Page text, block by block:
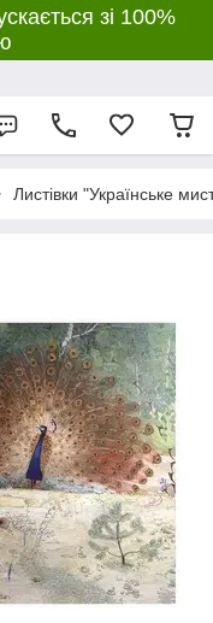
зі 100%
Листівки "Українське